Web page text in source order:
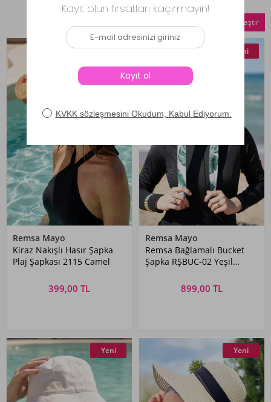
Seçilenleri Karşılaştır
Yeni
Remsa Mayo
Kiraz Nakışlı Hasır Şapka
Plaj Şapkası 2115 Camel
399,00 TL
Yeni
Remsa Mayo
Remsa Bağlamalı Bucket
Şapka RŞBUC-02 Yeşil
899,00 TL
Yeni Yeni